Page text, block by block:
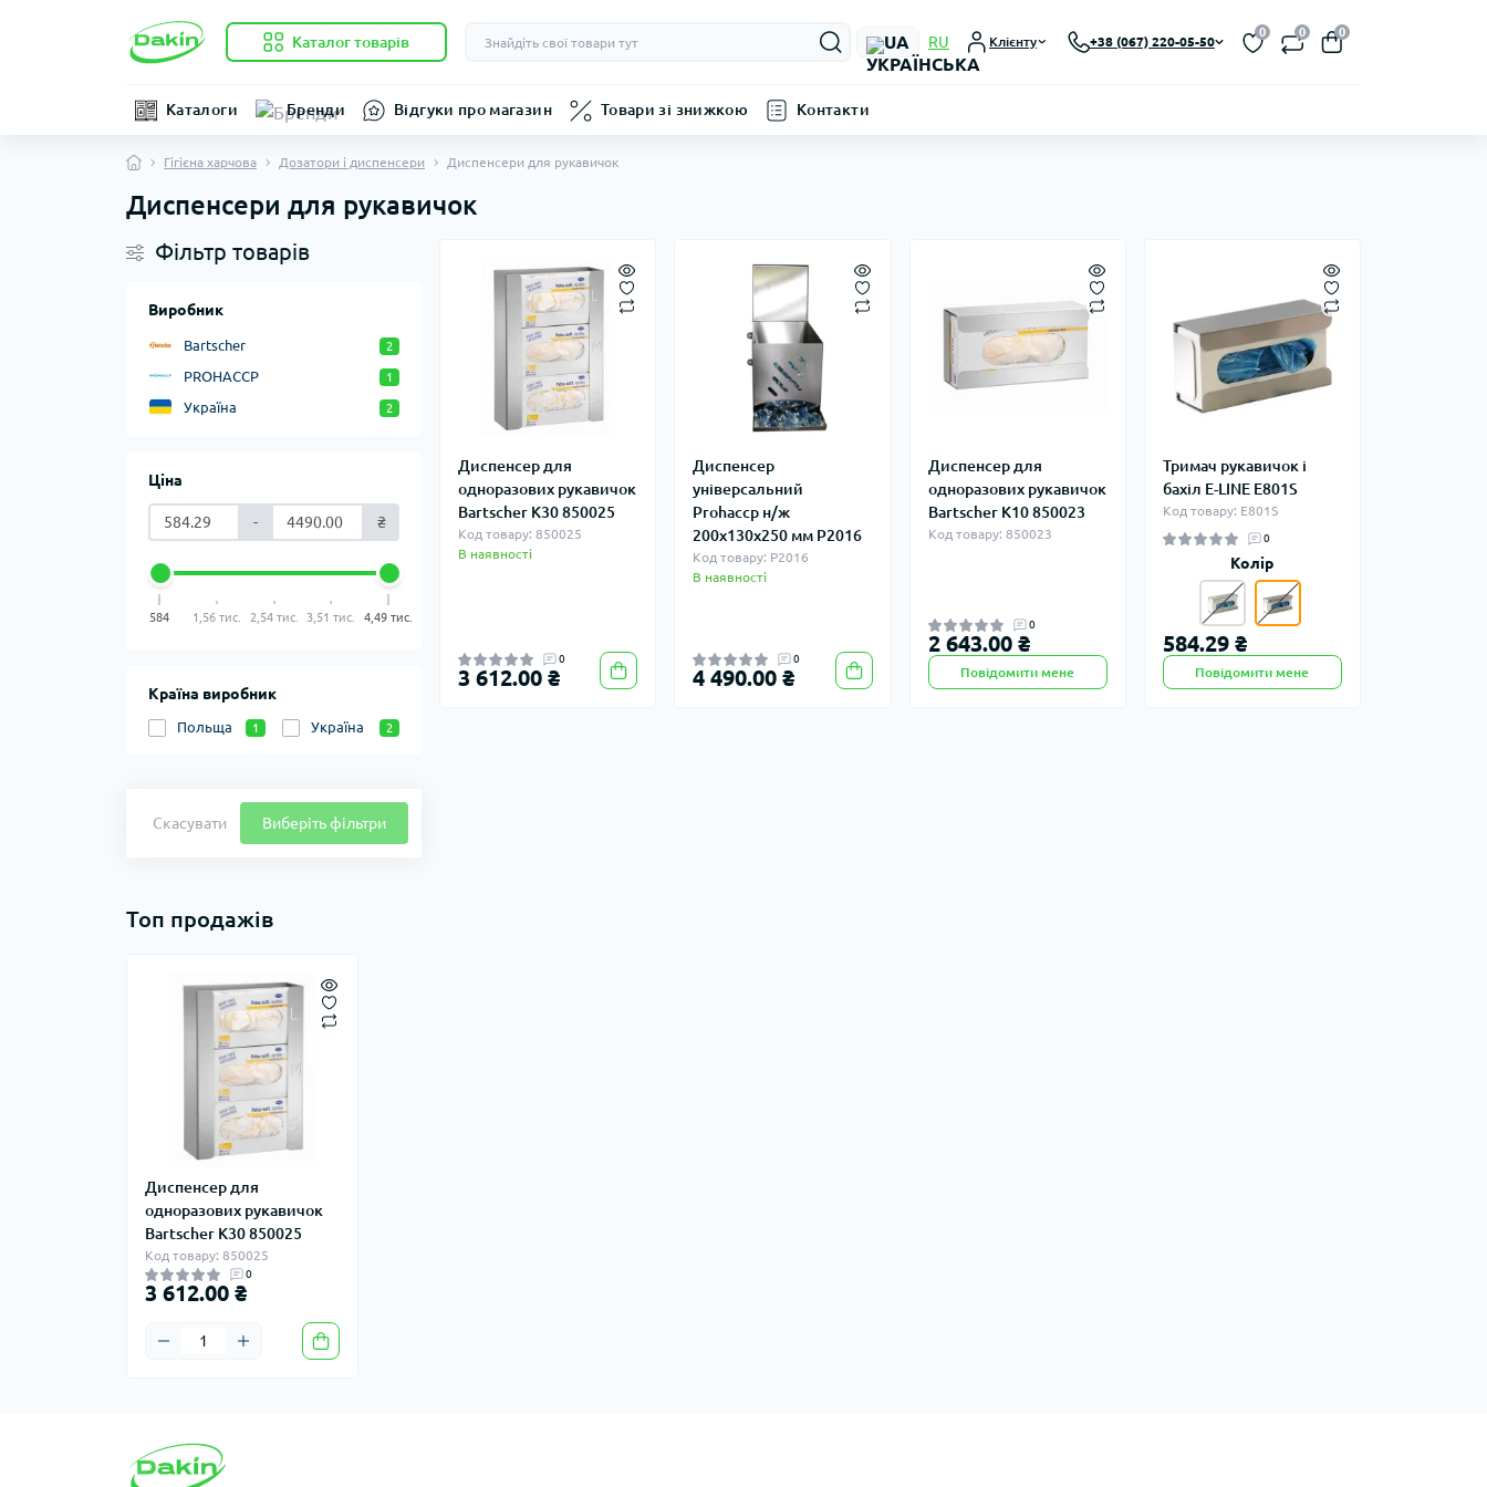
Каталог товарів UA RU Клієнту +38 (067) 220-05-50
0 0 0
Каталоги Бренди Відгуки про магазин Товари зі знижкою Контакти
Гігієна харчова Дозатори і диспенсери Диспенсери для рукавичок
Диспенсери для рукавичок
Фільтр товарів
Виробник
Bartscher 2
PROHACCP 1
Україна 2
Ціна
- ₴
584 1,56 тис. 2,54 тис. 3,51 тис. 4,49 тис.
Країна виробник
Польща 1 Україна 2
Скасувати Виберіть фільтри
Диспенсер для
одноразових рукавичок
Bartscher K30 850025
Код товару: 850025
В наявності
0
3 612.00 ₴
Диспенсер
універсальний
Prohaccp н/ж
200x130x250 мм P2016
Код товару: P2016
В наявності
0
4 490.00 ₴
Диспенсер для
одноразових рукавичок
Bartscher K10 850023
Код товару: 850023
0
2 643.00 ₴
Повідомити мене
Тримач рукавичок і
бахіл E-LINE E801S
Код товару: E801S
0
Колір
584.29 ₴
Повідомити мене
Топ продажів
Диспенсер для
одноразових рукавичок
Bartscher K30 850025
Код товару: 850025
0
3 612.00 ₴